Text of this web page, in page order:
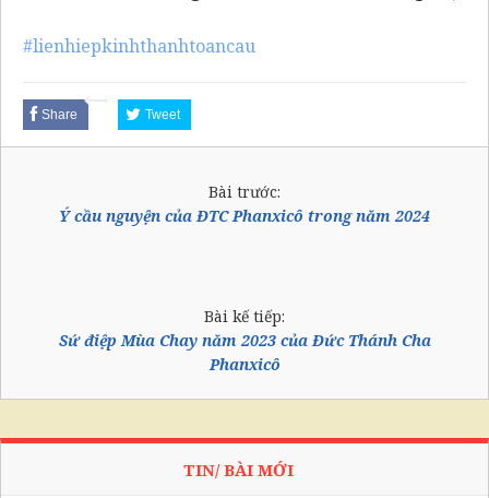
#lienhiepkinhthanhtoancau
Share Tweet
Bài trước:
Ý cầu nguyện của ĐTC Phanxicô trong năm 2024
Bài kế tiếp:
Sứ điệp Mùa Chay năm 2023 của Đức Thánh Cha
Phanxicô
TIN/ BÀI MỚI